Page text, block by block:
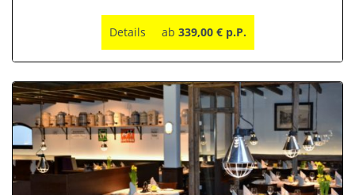
Details ab 339,00 € p.P.